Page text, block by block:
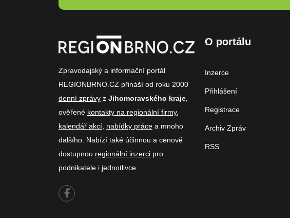
Zpravodajský a informační portál
REGIONBRNO.CZ přináší od roku 2000
denní zprávy z Jihomoravského kraje
ověřené kontakty na regionální firmy,
kalendář akcí nabídky práce a mnoho
dalšího. Nabízí také účinnou a cenově
dostupnou regionální inzerci pro
podnikatele i jednotlivce.
O portálu
Inzerce
Přihlášení
Registrace
Archiv Zpráv
RSS